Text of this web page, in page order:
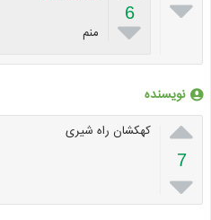

6
 منم
نویسنده

7

کهکشان راه شیری